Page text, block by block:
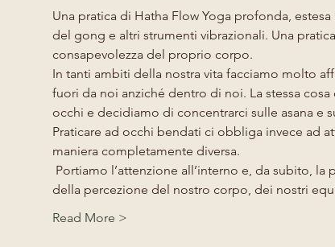
Una pratica di Hatha Flow Yoga profonda,
del gong e altri strumenti vibrazionali. Una
consapevolezza del proprio corpo.
In tanti ambiti della nostra vita facciamo molto
fuori da noi anziché dentro di noi. La stessa
occhi e decidiamo di concentrarci sulle asana e
Praticare ad occhi bendati ci obbliga invece ad
maniera completamente diversa.
Portiamo l’attenzione all’interno e, da subito, la
della percezione del nostro corpo, dei nostri
Read More >